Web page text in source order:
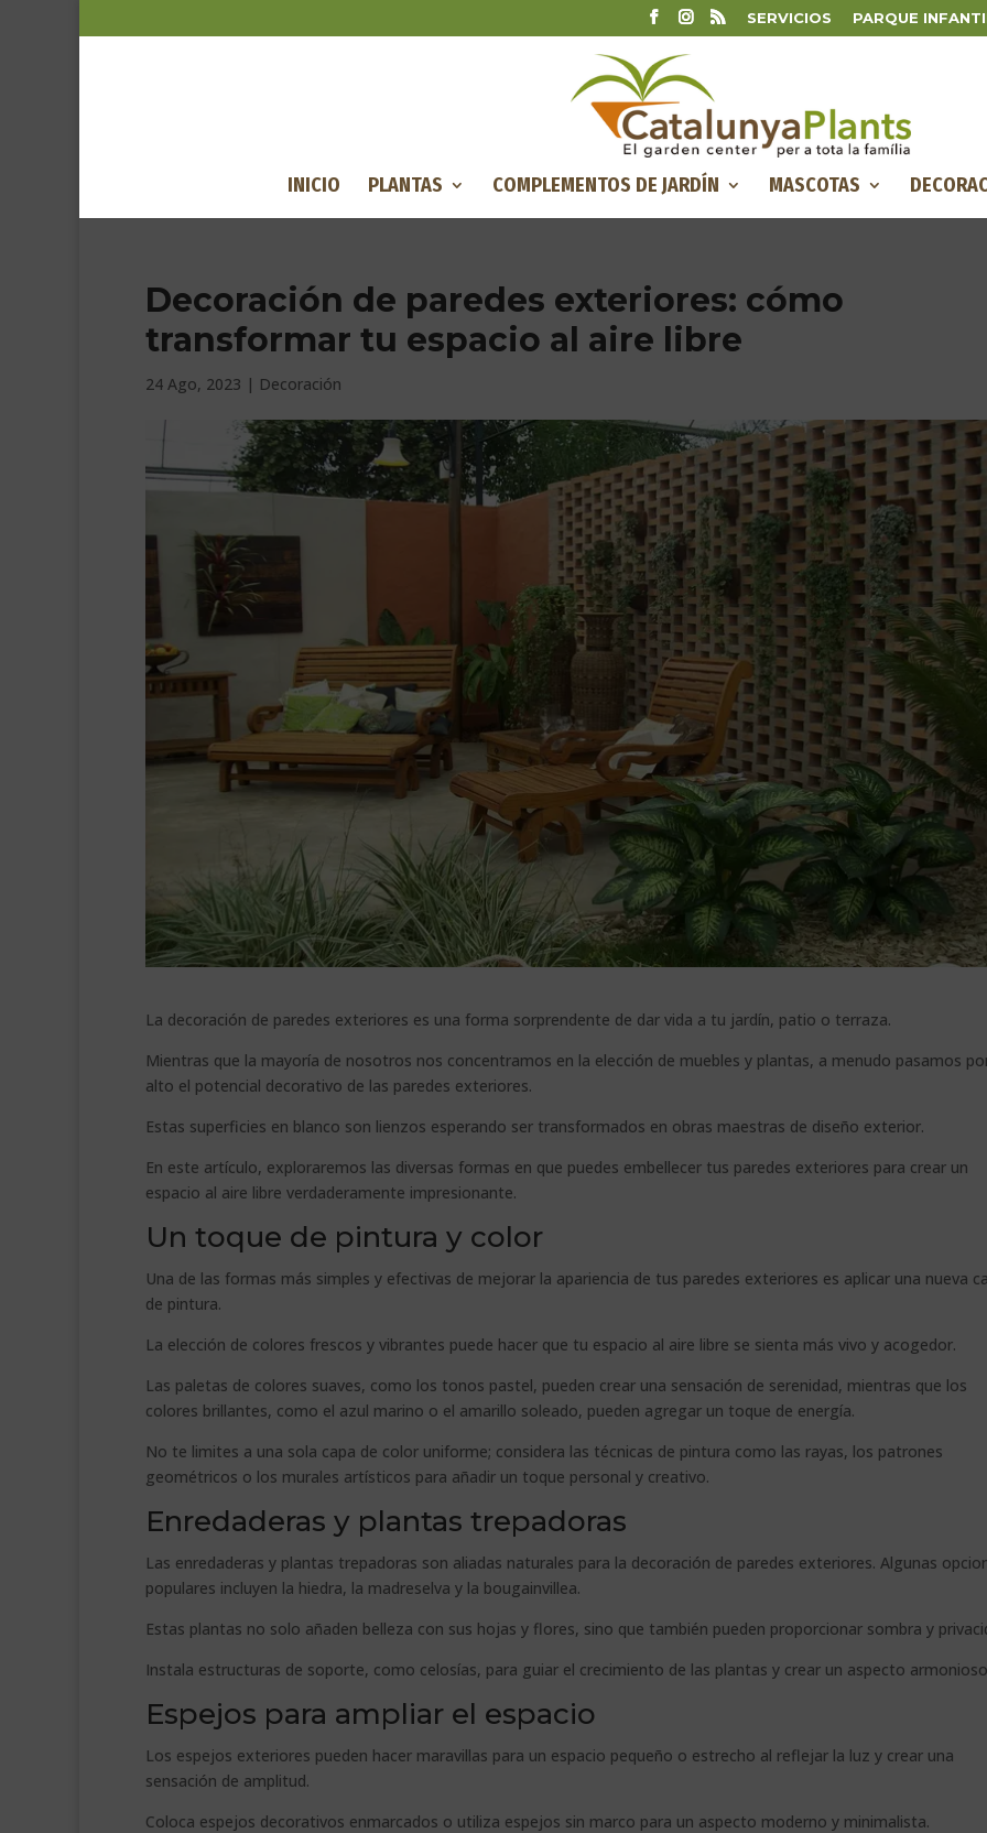
SERVICIOS PARQUE
INICIO PLANTAS COMPLEMENTOS DE JARDÍN MASCOTAS
Decoración de paredes exteriores: cómo
transformar tu espacio al aire libre
24 Ago, 2023 | Decoración
La decoración de paredes exteriores es una forma sorprendente de dar vida a tu jardín, patio o terraza.
Mientras que la mayoría de nosotros nos concentramos en la elección de muebles y plantas, a menudo pasamos
alto el potencial decorativo de las paredes exteriores.
Estas superficies en blanco son lienzos esperando ser transformados en obras maestras de diseño exterior.
En este artículo, exploraremos las diversas formas en que puedes embellecer tus paredes exteriores para crear un
espacio al aire libre verdaderamente impresionante.
Un toque de pintura y color
Una de las formas más simples y efectivas de mejorar la apariencia de tus paredes exteriores es aplicar una nueva
de pintura.
La elección de colores frescos y vibrantes puede hacer que tu espacio al aire libre se sienta más vivo y acogedor.
Las paletas de colores suaves, como los tonos pastel, pueden crear una sensación de serenidad, mientras que los
colores brillantes, como el azul marino o el amarillo soleado, pueden agregar un toque de energía.
No te limites a una sola capa de color uniforme; considera las técnicas de pintura como las rayas, los patrones
geométricos o los murales artísticos para añadir un toque personal y creativo.
Enredaderas y plantas trepadoras
Las enredaderas y plantas trepadoras son aliadas naturales para la decoración de paredes exteriores. Algunas
populares incluyen la hiedra, la madreselva y la bougainvillea.
Estas plantas no solo añaden belleza con sus hojas y flores, sino que también pueden proporcionar sombra y
Instala estructuras de soporte, como celosías, para guiar el crecimiento de las plantas y crear un aspecto
Espejos para ampliar el espacio
Los espejos exteriores pueden hacer maravillas para un espacio pequeño o estrecho al reflejar la luz y crear una
sensación de amplitud.
Coloca espejos decorativos enmarcados o utiliza espejos sin marco para un aspecto moderno y minimalista.